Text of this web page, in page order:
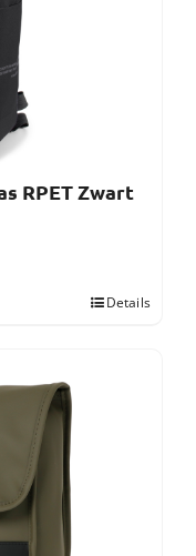
RPET Zwart
Details